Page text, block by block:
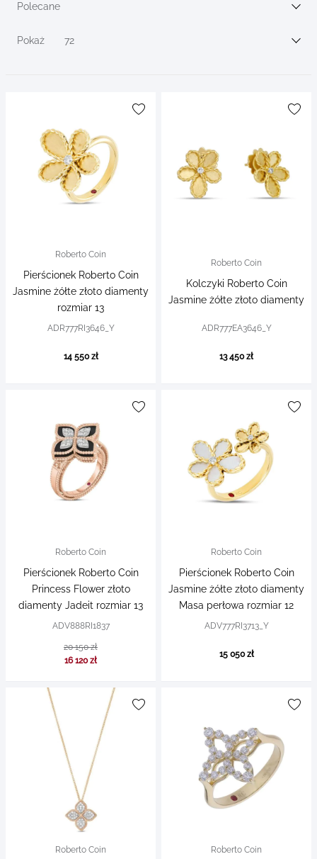
Sortuj wg
Polecane
Pokaż 72
filters
Roberto Coin
Pierścionek Roberto Coin
Jasmine żółte złoto diamenty
rozmiar 13
ADR777RI3646_Y
14 550 zł
Roberto Coin
Kolczyki Roberto Coin
Jasmine żółte złoto diamenty
ADR777EA3646_Y
13 450 zł
Roberto Coin
Pierścionek Roberto Coin
Princess Flower złoto
diamenty Jadeit rozmiar 13
ADV888RI1837
20 150 zł
16 120 zł
Roberto Coin
Pierścionek Roberto Coin
Jasmine żółte złoto diamenty
Masa perłowa rozmiar 12
ADV777RI3713_Y
15 050 zł
Roberto Coin Roberto Coin